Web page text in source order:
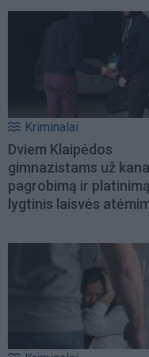
Kriminalai
Dviem Klaipėdos
gimnazistams už
pagrobimą ir
lygtinis laisvės